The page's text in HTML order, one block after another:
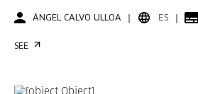
ÁNGEL CALVO ULLOA ES
SEE